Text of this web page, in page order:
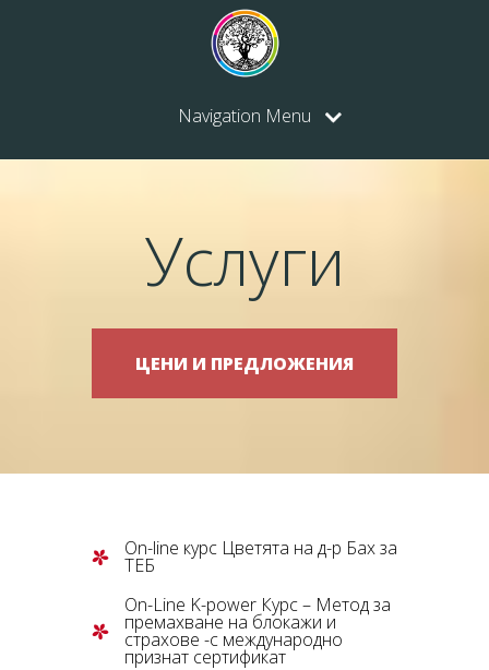
Navigation Menu
Услуги
ЦЕНИ И ПРЕДЛОЖЕНИЯ
On-line курс Цветята на д-р Бах за
ТЕБ
On-Line K-power Курс – Метод за
премахване на блокажи и
страхове -с международно
признат сертификат